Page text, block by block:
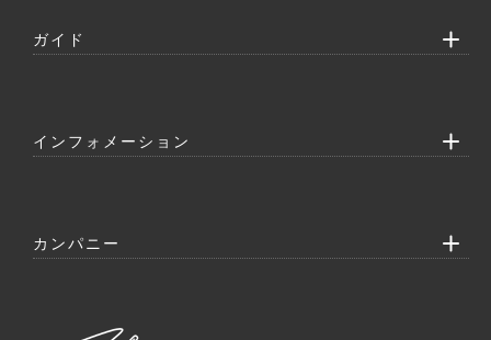
ガイド
インフォメーション
カンパニー